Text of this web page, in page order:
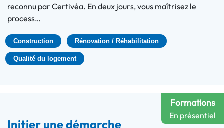
reconnu par Certivéa. En deux jours, vous maîtrisez le
process…
Construction Rénovation / Réhabilitation
Qualité du logement
Formations
En présentiel
Initier une démarche